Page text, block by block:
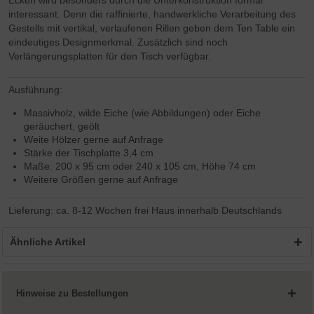
interessant. Denn die raffinierte, handwerkliche Verarbeitung des
Gestells mit vertikal, verlaufenen Rillen geben dem Ten Table ein
eindeutiges Designmerkmal. Zusätzlich sind noch
Verlängerungsplatten für den Tisch verfügbar.
Ausführung:
Massivholz, wilde Eiche (wie Abbildungen) oder Eiche
geräuchert, geölt
Weite Hölzer gerne auf Anfrage
Stärke der Tischplatte 3,4 cm
Maße: 200 x 95 cm oder 240 x 105 cm, Höhe 74 cm
Weitere Größen gerne auf Anfrage
Lieferung: ca. 8-12 Wochen frei Haus innerhalb Deutschlands
Ähnliche Artikel
Hinweise zu Bestellungen